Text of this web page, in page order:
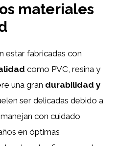
materiales
estar fabricadas con
como PVC, resina y
una gran durabilidad y
ser delicadas debido a
con cuidado
en óptimas